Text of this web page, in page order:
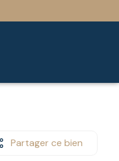
Partager ce bien